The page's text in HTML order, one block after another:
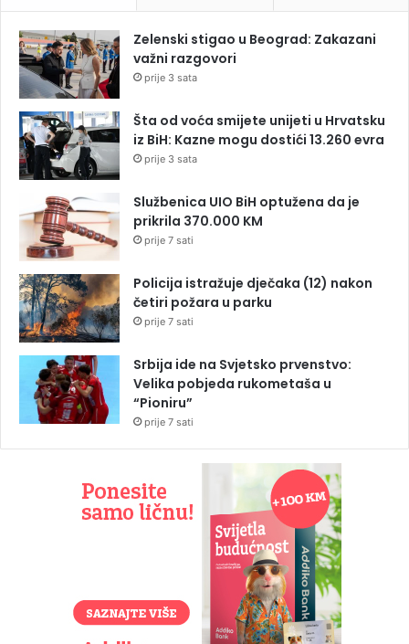
Zelenski stigao u Beograd: Zakazani
važni razgovori
prije 3 sata
Šta od voća smijete unijeti u Hrvatsku
iz BiH: Kazne mogu dostići 13.260 evra
prije 3 sata
Službenica UIO BiH optužena da je
prikrila 370.000 KM
prije 7 sati
Policija istražuje dječaka (12) nakon
četiri požara u parku
prije 7 sati
Srbija ide na Svjetsko prvenstvo:
Velika pobjeda rukometaša u
“Pioniru”
prije 7 sati